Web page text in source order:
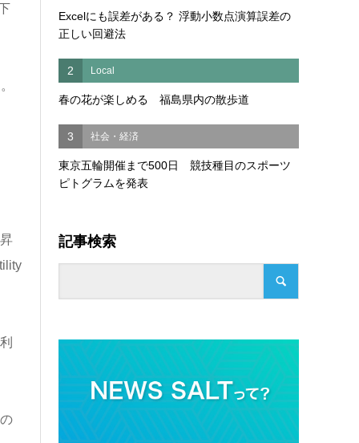
Excelにも誤差がある？ 浮動小数点演算誤差の
正しい回避法
2 Local
春の花が楽しめる 福島県内の散歩道
3 社会・経済
東京五輪開催まで500日 競技種目のスポーツ
ピトグラムを発表
記事検索